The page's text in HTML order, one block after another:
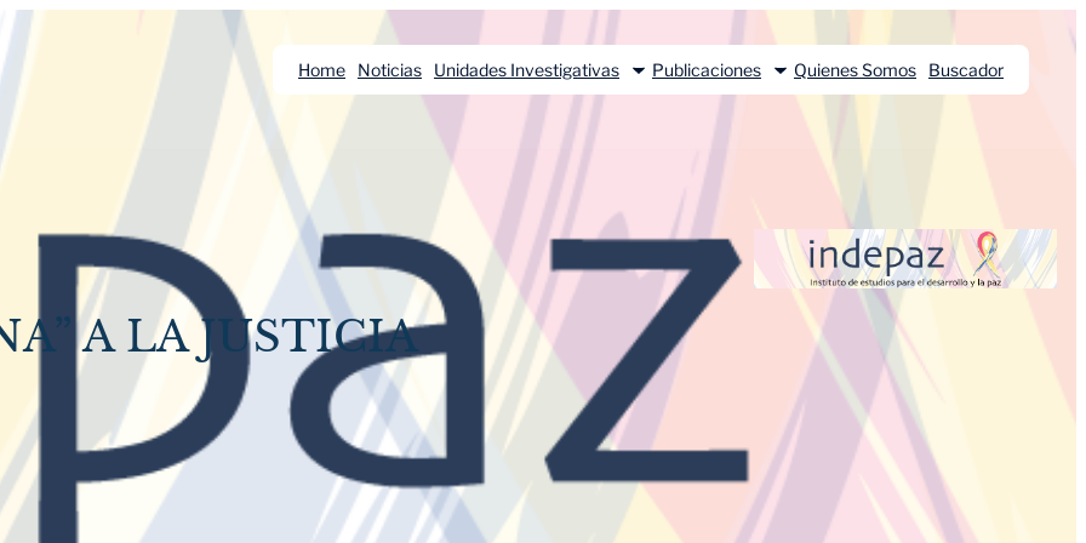
Home Noticias Unidades Investigativas Publicaciones Quienes Somos Buscador
A LA JUSTICIA